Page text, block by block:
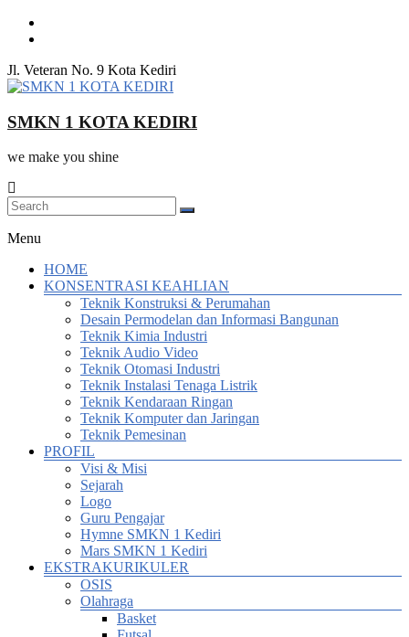
Skip
Jl. Veteran No. 9 Kota Kediri
SMKN 1 KOTA KEDIRI
we make you shine
Menu
HOME
KONSENTRASI KEAHLIAN
Teknik Konstruksi & Perumahan
Desain Permodelan dan Informasi Bangunan
Teknik Kimia Industri
Teknik Audio Video
Teknik Otomasi Industri
Teknik Instalasi Tenaga Listrik
Teknik Kendaraan Ringan
Teknik Komputer dan Jaringan
Teknik Pemesinan
PROFIL
Visi & Misi
Sejarah
Logo
Guru Pengajar
Hymne SMKN 1 Kediri
Mars SMKN 1 Kediri
EKSTRAKURIKULER
OSIS
Olahraga
Basket